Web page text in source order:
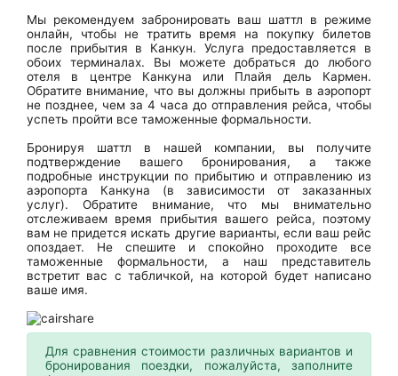
Мы рекомендуем забронировать ваш шаттл в режиме
онлайн, чтобы не тратить время на покупку билетов
после прибытия в Канкун. Услуга предоставляется в
обоих терминалах. Вы можете добраться до любого
отеля в центре Канкуна или Плайя дель Кармен.
Обратите внимание, что вы должны прибыть в аэропорт
не позднее, чем за 4 часа до отправления рейса, чтобы
успеть пройти все таможенные формальности.
Бронируя шаттл в нашей компании, вы получите
подтверждение вашего бронирования, а также
подробные инструкции по прибытию и отправлению из
аэропорта Канкуна (в зависимости от заказанных
услуг). Обратите внимание, что мы внимательно
отслеживаем время прибытия вашего рейса, поэтому
вам не придется искать другие варианты, если ваш рейс
опоздает. Не спешите и спокойно проходите все
таможенные формальности, а наш представитель
встретит вас с табличкой, на которой будет написано
ваше имя.
Для сравнения стоимости различных вариантов и
бронирования поездки, пожалуйста, заполните